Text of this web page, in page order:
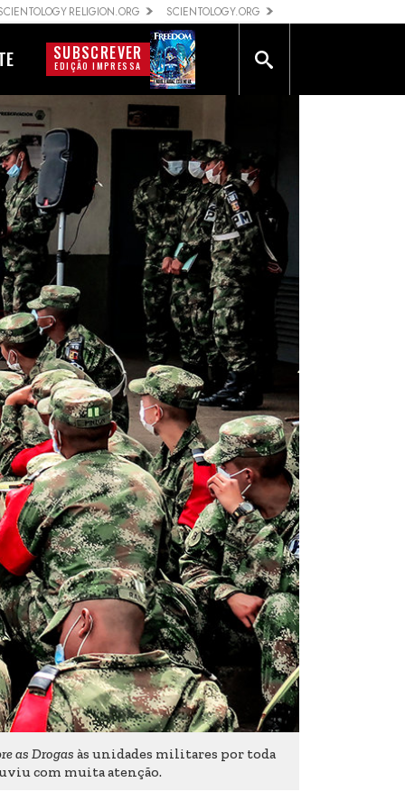
RELIGION.ORG SCIENTOLOGY.ORG
SUBSCREVER
EDIÇÃO IMPRESSA
as Drogasàs unidades militares por toda
com muita atenção.